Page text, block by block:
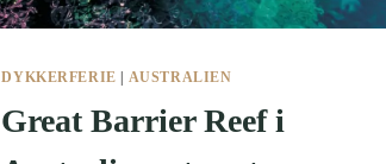
DYKKERFERIE AUSTRALIEN
Great Barrier Reef i